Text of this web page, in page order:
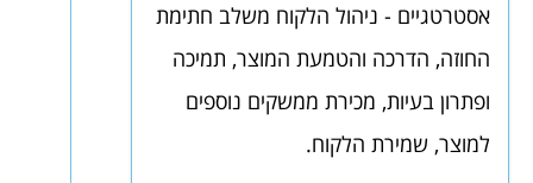
אסטרטגיים - ניהול הלקוח משלב חתימת
החוזה, הדרכה והטמעת המוצר, תמיכה
ופתרון בעיות, מכירת ממשקים נוספים
למוצר, שמירת הלקוח.